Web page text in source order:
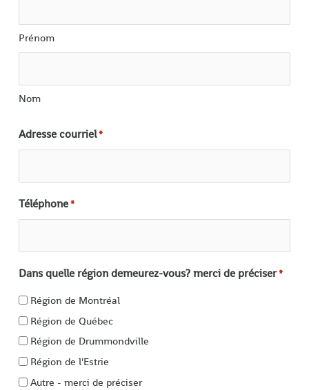
Prénom
Nom
Adresse courriel*
Téléphone*
Dans quelle région demeurez-vous? merci de préciser*
Région de Montréal
Région de Québec
Région de Drummondville
Région de l'Estrie
Autre - merci de préciser